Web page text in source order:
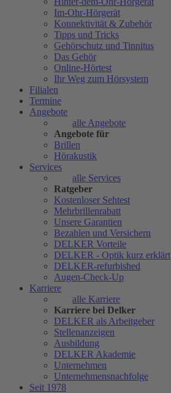
Im-Ohr-Hörgerät
Konnektivität & Zubehör
Tipps und Tricks
Gehörschutz und Tinnitus
Das Gehör
Online-Hörtest
Ihr Weg zum Hörsystem
Filialen
Termine
Angebote
alle Angebote
Angebote für
Brillen
Hörakustik
Services
alle Services
Ratgeber
Kostenloser Sehtest
Mehrbrillenrabatt
Unsere Garantien
Bezahlen und Versichern
DELKER Vorteile
DELKER - Optik kurz erklärt
DELKER-refurbished
Augen-Check-Up
Karriere
alle Karriere
Karriere bei Delker
DELKER als Arbeitgeber
Stellenanzeigen
Ausbildung
DELKER Akademie
Unternehmen
Unternehmensnachfolge
Seit 1978